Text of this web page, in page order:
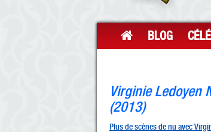
BLOG
Virginie Ledoyen
(2013)
Plus de scènes de nu avec